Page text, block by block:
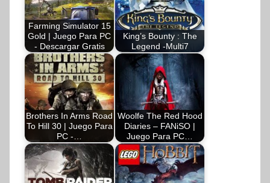
Farming Simulator 15
Gold | Juego Para PC
- Descargar Gratis
King’s Bounty : The
Legend -Multi7
Brothers In Arms Road
To Hill 30 | Juego Para
PC -…
Woolfe The Red Hood
Diaries – FANiSO |
Juego Para PC…